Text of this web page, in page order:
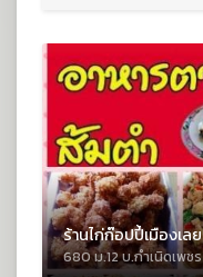
ร้านไก่ก๊อปปี้เมืองเล
680 ม.12 บ.กำเนิดเพช